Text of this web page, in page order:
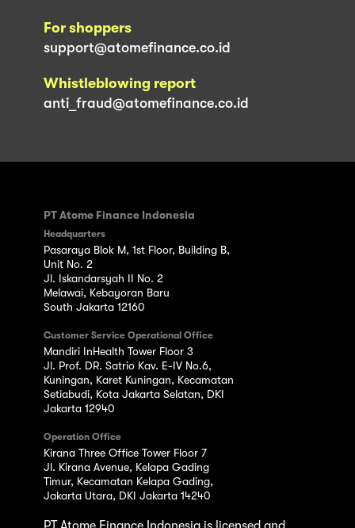
For shoppers
support@atomefinance.co.id
Whistleblowing report
anti_fraud@atomefinance.co.id
PT Atome Finance Indonesia
Headquarters
Pasaraya Blok M, 1st Floor, Building B,
Unit No. 2
Jl. Iskandarsyah II No. 2
Melawai, Kebayoran Baru
South Jakarta 12160
Customer Service Operational Office
Mandiri InHealth Tower Floor 3
Jl. Prof. DR. Satrio Kav. E-IV No.6,
Kuningan, Karet Kuningan, Kecamatan
Setiabudi, Kota Jakarta Selatan, DKI
Jakarta 12940
Operation Office
Kirana Three Office Tower Floor 7
Jl. Kirana Avenue, Kelapa Gading
Timur, Kecamatan Kelapa Gading,
Jakarta Utara, DKI Jakarta 14240